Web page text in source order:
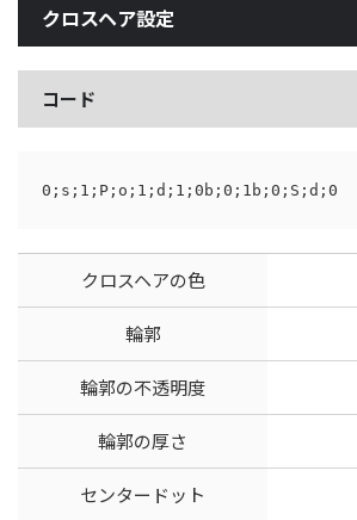
クロスヘア設定
コード
0;s;1;P;o;1;d;1;0b;0;1b;0;S;d;0
クロスヘアの色
輪郭
輪郭の不透明度
輪郭の厚さ
センタードット